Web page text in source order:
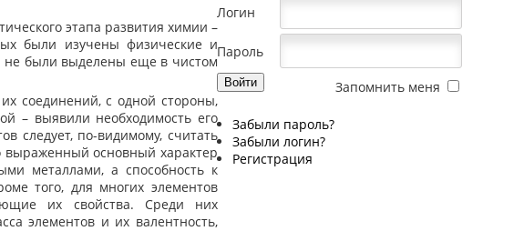
этапа развития химии –
были изучены физические и
не были выделены еще в чистом
соединений, с одной стороны,
– выявили необходимость его
следует, по-видимому, считать
выраженный основный характер
металлами, а способность к
того, для многих элементов
их свойства. Среди них
элементов и их валентность,
Логин
Пароль
Запомнить меня
Забыли пароль?
Забыли логин?
Регистрация